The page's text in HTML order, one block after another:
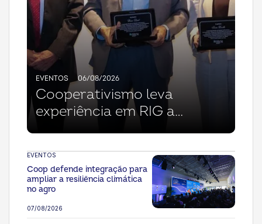
EVENTOS 06/08/2026
Cooperativismo leva
experiência em RIG a
EVENTOS
07/08/2026
Coop defende integração para
ampliar a resiliência climática
no agro